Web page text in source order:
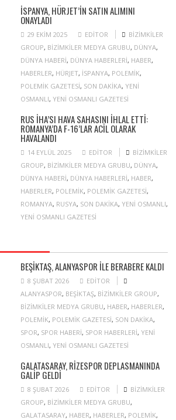
İSPANYA, HÜRJET’IN SATIN ALIMINI
ONAYLADI
29 EKIM 2025 EDITOR
BIZIMKILER
GROUP, BIZIMKILER MEDYA GRUBU, DÜNYA,
DÜNYA HABERI, DÜNYA HABERLERI, HABER,
HABERLER, HÜRJET, ISPANYA, POLEMIK,
POLEMIK GAZETESI, SON DAKIKA, YENI
OSMANLI, YENI OSMANLI GAZETESI
RUS İHA’SI HAVA SAHASINI IHLAL ETTI:
ROMANYA’DA F-16’LAR ACIL OLARAK
HAVALANDI
14 EYLÜL 2025 EDITOR
BIZIMKILER
GROUP, BIZIMKILER MEDYA GRUBU, DÜNYA,
DÜNYA HABERI, DÜNYA HABERLERI, HABER,
HABERLER, POLEMIK, POLEMIK GAZETESI,
ROMANYA, RUSYA, SON DAKIKA, YENI OSMANLI,
YENI OSMANLI GAZETESI
BEŞIKTAŞ, ALANYASPOR ILE BERABERE KALDI
8 ŞUBAT 2026
EDITOR
ALANYASPOR, BEŞIKTAŞ, BIZIMKILER GROUP,
BIZIMKILER MEDYA GRUBU, HABER, HABERLER,
POLEMIK, POLEMIK GAZETESI, SON DAKIKA,
SPOR, SPOR HABERI, SPOR HABERLERI, YENI
OSMANLI, YENI OSMANLI GAZETESI
GALATASARAY, RIZESPOR DEPLASMANINDA
GALIP GELDI
8 ŞUBAT 2026 EDITOR
BIZIMKILER
GROUP, BIZIMKILER MEDYA GRUBU,
GALATASARAY, HABER, HABERLER, POLEMIK,